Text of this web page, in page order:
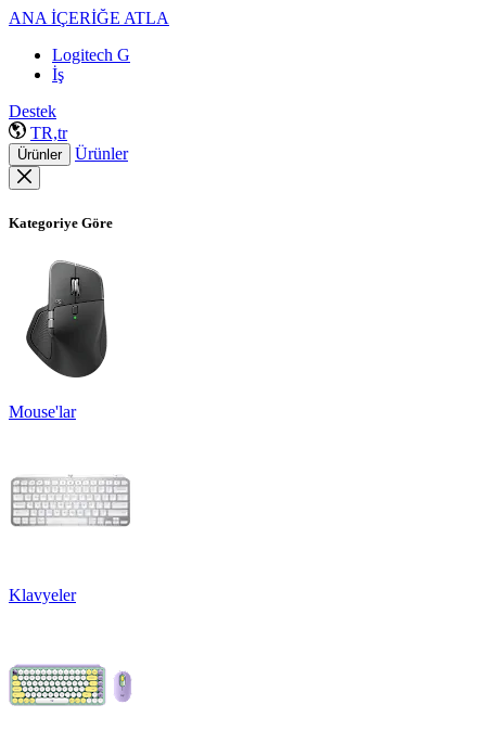
ANA İÇERİĞE ATLA
Logitech G
İş
Destek
TR,tr
Ürünler Ürünler
Kategoriye Göre
Mouse'lar
Klavyeler